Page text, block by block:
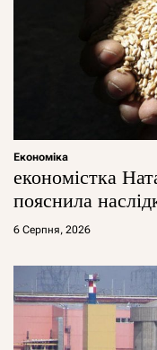
Економіка
економістка
пояснила
6 Серпня, 2026